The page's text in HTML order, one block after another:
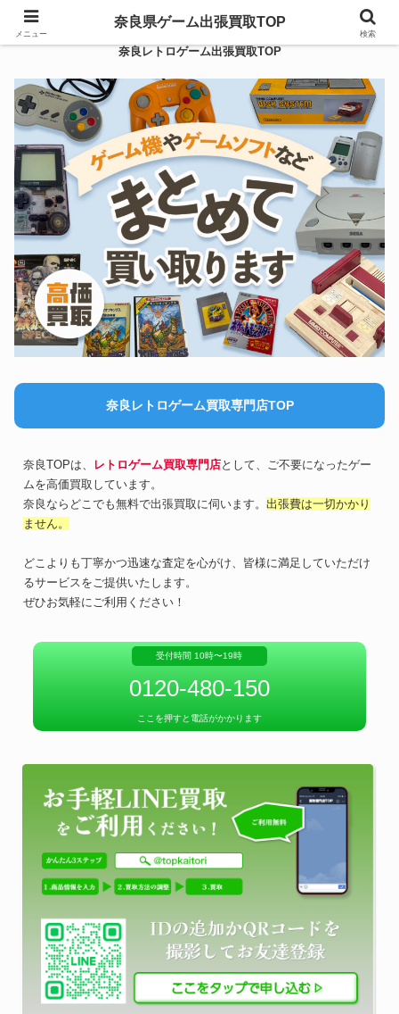
奈良レトロゲーム出張買取TOP
奈良レトロゲーム買取専門店TOP
奈良TOPは、 レトロゲーム買取専門店として、ご不要になったゲー
ムを高価買取しています。
奈良ならどこでも無料で出張買取に伺います。 出張費は一切かかり
ません。
どこよりも丁寧かつ迅速な査定を心がけ、皆様に満足していただけ
るサービスをご提供いたします。
ぜひお気軽にご利用ください！
受付時間 10時〜19時
0120-480-150
ここを押すと電話がかかります
メニュー
奈良県ゲーム出張買取TOP
検索